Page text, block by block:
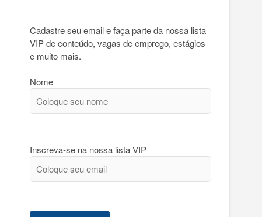
Cadastre seu email e faça parte da nossa lista
VIP de conteúdo, vagas de emprego, estágios
e muito mais.
Nome
Inscreva-se na nossa lista VIP